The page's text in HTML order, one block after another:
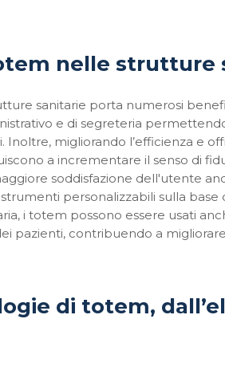
nelle strutture
sanitarie porta numerosi
e di segreteria
Inoltre, migliorando l’efficienza e
a incrementare il senso di
soddisfazione dell'utente
personalizzabili sulla
i totem possono essere usati
pazienti, contribuendo a
di totem,